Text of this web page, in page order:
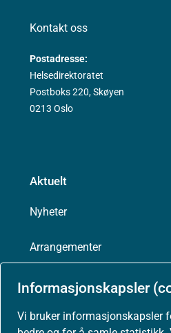
Informasjonskapsler
Vi bruker informasjonskapsler
Kontakt oss
Postadresse:
Helsedirektoratet
Postboks 220, Skøyen
0213 Oslo
Aktuelt
Nyheter
Arrangementer
Høringer
Presse